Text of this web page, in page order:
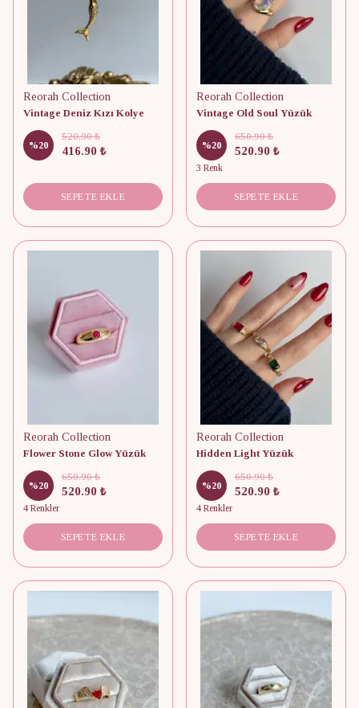
Reorah Collection
Vintage Deniz Kızı Kolye
%20
520.90 ₺
416.90 ₺
SEPETE EKLE
Reorah Collection
Vintage Old Soul Yüzük
%20
650.90 ₺
520.90 ₺
3 Renk
SEPETE EKLE
Reorah Collection
Flower Stone Glow Yüzük
%20
650.90 ₺
520.90 ₺
4 Renkler
SEPETE EKLE
Reorah Collection
Hidden Light Yüzük
%20
650.90 ₺
520.90 ₺
4 Renkler
SEPETE EKLE